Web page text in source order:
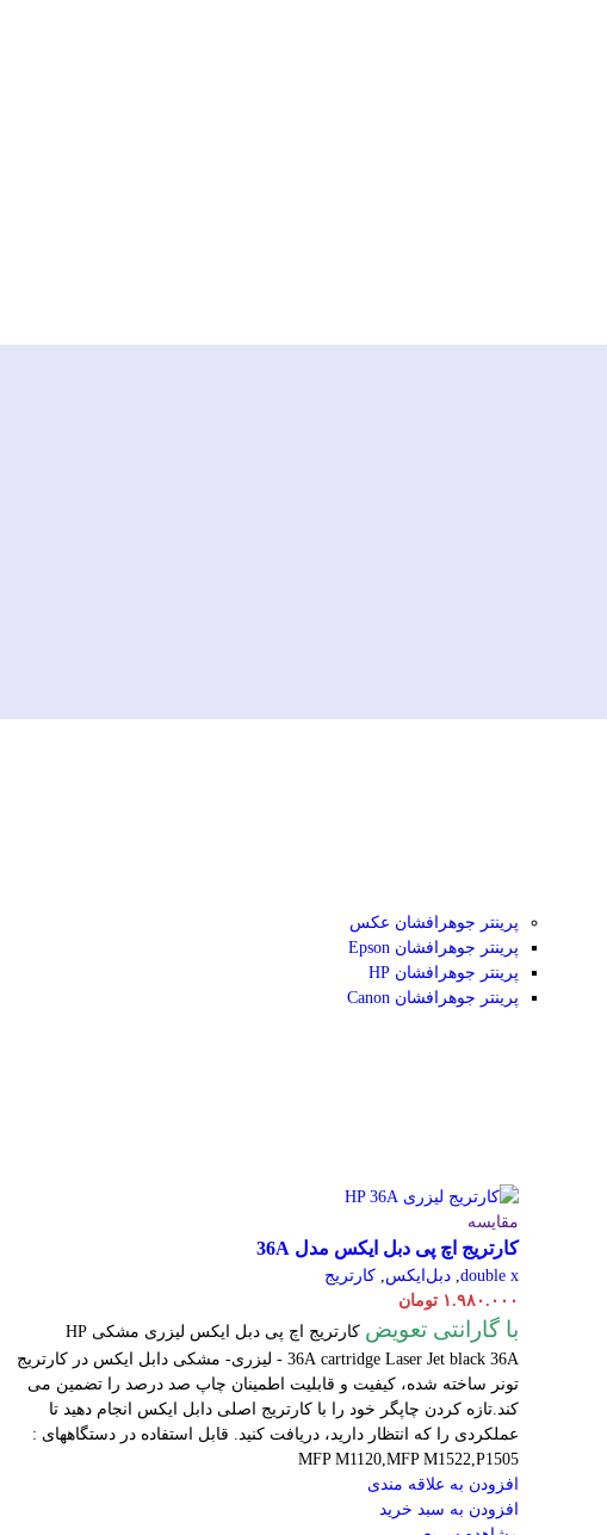
پرینتر جوهرافشان عکس
پرینتر جوهرافشان Epson
پرینتر جوهرافشان HP
پرینتر جوهرافشان Canon
مقایسه
کارتریج اچ پی دبل ایکس مدل 36A
double x
, دبل‌ایکس, کارتریج
۱.۹۸۰.۰۰۰ تومان
با گارانتی تعویض
کارتریج اچ پی دبل ایکس لیزری مشکی HP
36A cartridge Laser
Jet black 36A - لیزری- مشکی دابل ایکس در کارتریج
تونر ساخته شده، کیفیت و قابلیت اطمینان چاپ صد درصد را تضمین می
کند.تازه کردن چاپگر خود را با کارتریج اصلی دابل ایکس انجام دهید تا
عملکردی را که انتظار دارید، دریافت کنید. قابل استفاده در دستگاههای :
MFP M1120,MFP M1522,P1505
افزودن به علاقه مندی
افزودن به سبد خرید